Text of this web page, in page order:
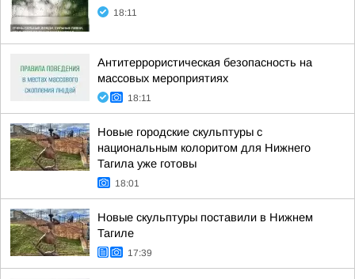
18:11
Антитеррористическая безопасность на
массовых мероприятиях
18:11
Новые городские скульптуры с
национальным колоритом для Нижнего
Тагила уже готовы
18:01
Новые скульптуры поставили в Нижнем
Тагиле
17:39